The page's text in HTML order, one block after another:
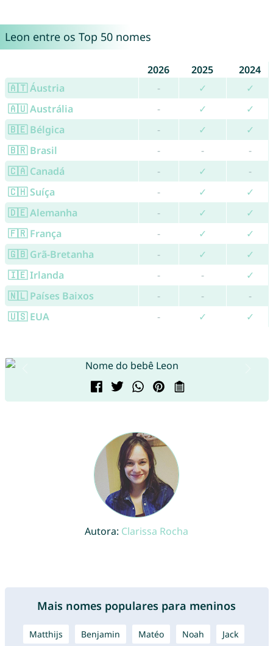
Leon entre os Top 50 nomes
2026 2025
2024
🇦🇹 Áustria
- ✓
✓
🇦🇺 Austrália
- ✓
✓
🇧🇪 Bélgica
- ✓
✓
🇧🇷 Brasil
- -
-
🇨🇦 Canadá
- ✓
-
🇨🇭 Suíça
- ✓
✓
🇩🇪 Alemanha
- ✓
✓
🇫🇷 França
- ✓
✓
🇬🇧 Grã-Bretanha
- ✓
✓
🇮🇪 Irlanda
- -
✓
🇳🇱 Países Baixos
- -
-
🇺🇸 EUA
- ✓ ✓
Autora: Clarissa Rocha
Mais nomes populares para meninos
Matthijs Benjamin Matéo Noah Jack